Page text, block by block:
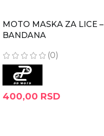
MOTO MASKA ZA LICE –
BANDANA
(0)
400,00 RSD